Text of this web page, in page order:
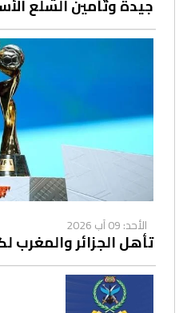
جيدة وتأمين السلع
الأحد: 09 آب 2026
تأهل الجزائر والمغرب